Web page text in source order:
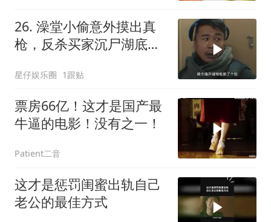
26. 澡堂小偷意外摸出真
枪，反杀买家沉尸湖底，
星仔娱乐圈 1跟贴
票房66亿！这才是国产最
牛逼的电影！没有之一！
Patient二音
这才是惩罚闺蜜出轨自己
老公的最佳方式